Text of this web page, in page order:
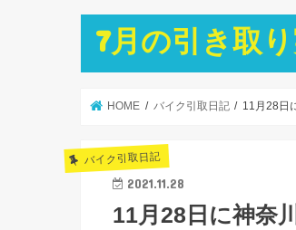
7月の引き取
HOME バイク引取日記 11月28日
バイク引取日記
2021.11.28
11月28日に神奈